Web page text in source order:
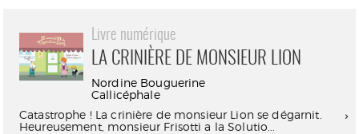
Livre numérique
LA CRINIÈRE DE MONSIEUR LION
Nordine Bouguerine
Callicéphale
Catastrophe ! La crinière de monsieur Lion se dégarnit.
Heureusement, monsieur Frisotti a la Solutio...